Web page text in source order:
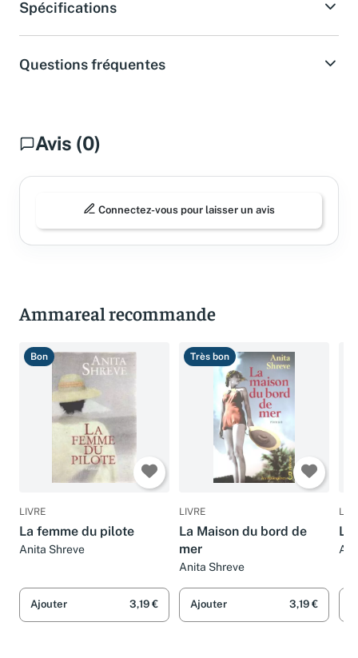
Spécifications
Questions fréquentes
Avis (0)
Connectez-vous pour laisser un avis
Ammareal recommande
Bon
LIVRE
La femme du pilote
Anita Shreve
Ajouter 3,19 €
Très bon
LIVRE
La Maison du bord de
mer
Anita Shreve
Ajouter 3,19 €